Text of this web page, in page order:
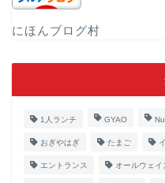
にほんブログ村
1人ランチ GYAO
おぎやはぎ たまご
エントランス オールウェイ